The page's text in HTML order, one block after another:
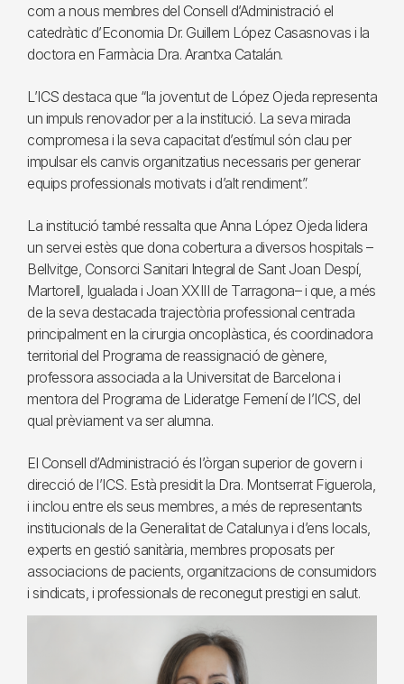
com a nous membres del Consell d’Administració el
catedràtic d’Economia Dr. Guillem López Casasnovas i la
doctora en Farmàcia Dra. Arantxa Catalán.
L’ICS destaca que “la joventut de López Ojeda representa
un impuls renovador per a la institució. La seva mirada
compromesa i la seva capacitat d’estímul són clau per
impulsar els canvis organitzatius necessaris per generar
equips professionals motivats i d’alt rendiment”.
La institució també ressalta que Anna López Ojeda lidera
un servei estès que dona cobertura a diversos hospitals –
Bellvitge, Consorci Sanitari Integral de Sant Joan Despí,
Martorell, Igualada i Joan XXIII de Tarragona– i que, a més
de la seva destacada trajectòria professional centrada
principalment en la cirurgia oncoplàstica, és coordinadora
territorial del Programa de reassignació de gènere,
professora associada a la Universitat de Barcelona i
mentora del Programa de Lideratge Femení de l’ICS, del
qual prèviament va ser alumna.
El Consell d’Administració és l’òrgan superior de govern i
direcció de l’ICS. Està presidit la Dra. Montserrat Figuerola,
i inclou entre els seus membres, a més de representants
institucionals de la Generalitat de Catalunya i d’ens locals,
experts en gestió sanitària, membres proposats per
associacions de pacients, organitzacions de consumidors
i sindicats, i professionals de reconegut prestigi en salut.